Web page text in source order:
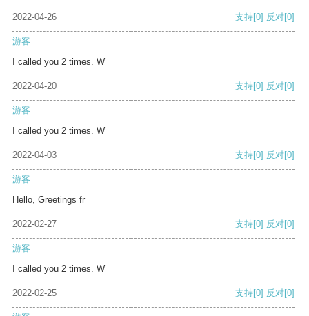
2022-04-26 支持[0] 反对[0]
游客
I called you 2 times. W
2022-04-20 支持[0] 反对[0]
游客
I called you 2 times. W
2022-04-03 支持[0] 反对[0]
游客
Hello, Greetings fr
2022-02-27 支持[0] 反对[0]
游客
I called you 2 times. W
2022-02-25 支持[0] 反对[0]